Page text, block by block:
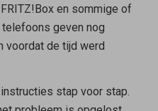
en sommige of
geven nog
voordat de tijd werd
stap voor stap.